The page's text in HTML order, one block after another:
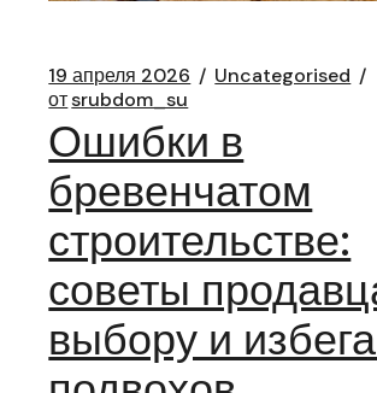
19 апреля 2026
Uncategorised
отsrubdom_su
Ошибки в
бревенчатом
строительстве:
советы
выбору и